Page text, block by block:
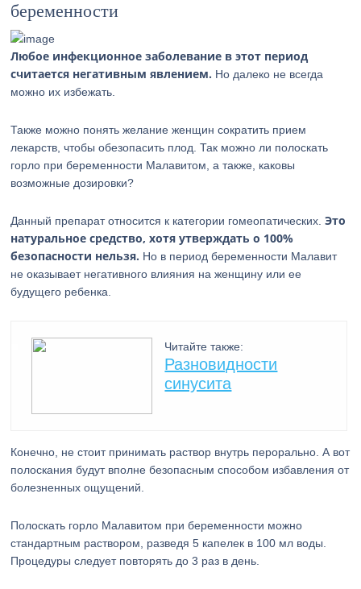
беременности
Любое инфекционное заболевание в этот период
считается негативным явлением. Но далеко не всегда
можно их избежать.
Также можно понять желание женщин сократить прием
лекарств, чтобы обезопасить плод. Так можно ли полоскать
горло при беременности Малавитом, а также, каковы
возможные дозировки?
Данный препарат относится к категории гомеопатических.Это
натуральное средство, хотя утверждать о 100%
безопасности нельзя. Но в период беременности Малавит
не оказывает негативного влияния на женщину или ее
будущего ребенка.
Читайте также:
Разновидности
синусита
Конечно, не стоит принимать раствор внутрь перорально. А вот
полоскания будут вполне безопасным способом избавления от
болезненных ощущений.
Полоскать горло Малавитом при беременности можно
стандартным раствором, разведя 5 капелек в 100 мл воды.
Процедуры следует повторять до 3 раз в день.